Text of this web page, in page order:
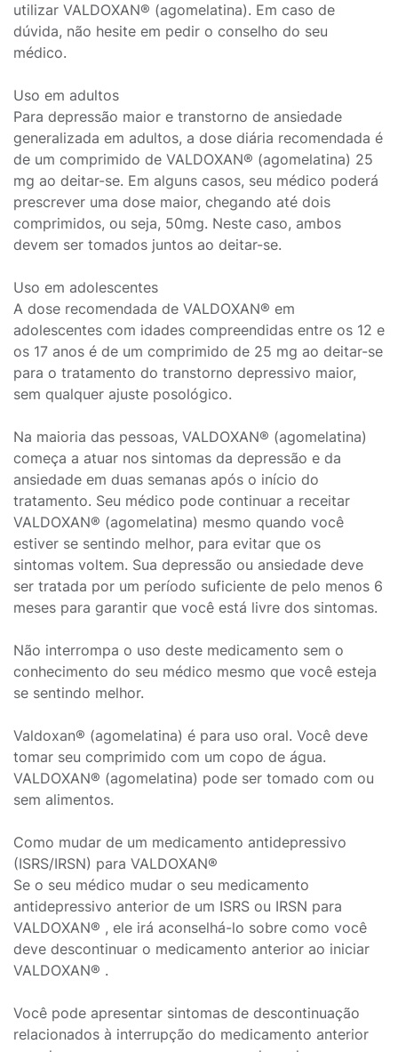
utilizar VALDOXAN® (agomelatina). Em caso de
dúvida, não hesite em pedir o conselho do seu
médico.
Uso em adultos
Para depressão maior e transtorno de ansiedade
generalizada em adultos, a dose diária recomendada é
de um comprimido de VALDOXAN® (agomelatina) 25
mg ao deitar-se. Em alguns casos, seu médico poderá
prescrever uma dose maior, chegando até dois
comprimidos, ou seja, 50mg. Neste caso, ambos
devem ser tomados juntos ao deitar-se.
Uso em adolescentes
A dose recomendada de VALDOXAN® em
adolescentes com idades compreendidas entre os 12 e
os 17 anos é de um comprimido de 25 mg ao deitar-se
para o tratamento do transtorno depressivo maior,
sem qualquer ajuste posológico.
Na maioria das pessoas, VALDOXAN® (agomelatina)
começa a atuar nos sintomas da depressão e da
ansiedade em duas semanas após o início do
tratamento. Seu médico pode continuar a receitar
VALDOXAN® (agomelatina) mesmo quando você
estiver se sentindo melhor, para evitar que os
sintomas voltem. Sua depressão ou ansiedade deve
ser tratada por um período suficiente de pelo menos 6
meses para garantir que você está livre dos sintomas.
Não interrompa o uso deste medicamento sem o
conhecimento do seu médico mesmo que você esteja
se sentindo melhor.
Valdoxan® (agomelatina) é para uso oral. Você deve
tomar seu comprimido com um copo de água.
VALDOXAN® (agomelatina) pode ser tomado com ou
sem alimentos.
Como mudar de um medicamento antidepressivo
(ISRS/IRSN) para VALDOXAN®
Se o seu médico mudar o seu medicamento
antidepressivo anterior de um ISRS ou IRSN para
VALDOXAN® , ele irá aconselhá-lo sobre como você
deve descontinuar o medicamento anterior ao iniciar
VALDOXAN® .
Você pode apresentar sintomas de descontinuação
relacionados à interrupção do medicamento anterior